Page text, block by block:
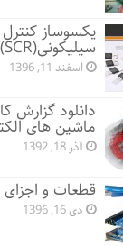
یکسوساز
سیلیکونی(SCR)
اسفند 11, 1396
دانلود گزارش
ماشین های
آذر 18, 1392
قطعات و اجزای
دی 16, 1396